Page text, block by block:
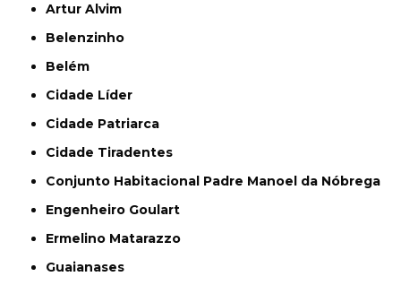
Artur Alvim
Belenzinho
Belém
Cidade Líder
Cidade Patriarca
Cidade Tiradentes
Conjunto Habitacional Padre Manoel da Nóbrega
Engenheiro Goulart
Ermelino Matarazzo
Guaianases